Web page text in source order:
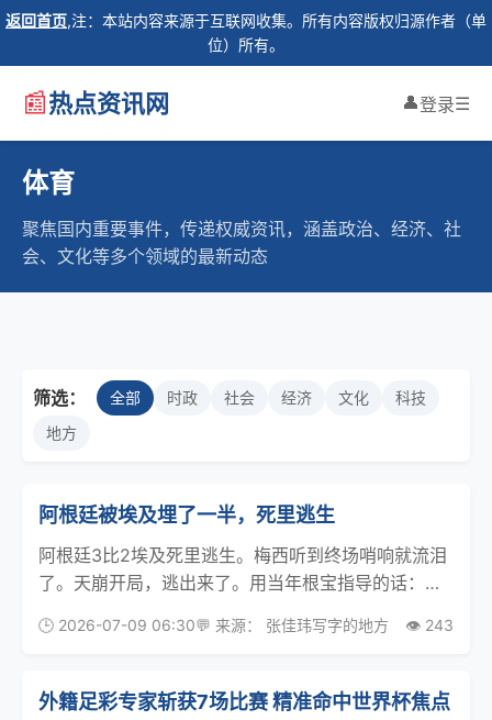
返回首页,注：本站内容来源于互联网收集。所有内容版权归源作者（单
位）所有。
📰热点资讯网 👤登录☰
体育
聚焦国内重要事件，传递权威资讯，涵盖政治、经济、社
会、文化等多个领域的最新动态
筛选： 全部 时政 社会 经济 文化
科技
地方
阿根廷被埃及埋了一半，死里逃生
阿根廷3比2埃及死里逃生。梅西听到终场哨响就流泪
了。天崩开局，逃出来了。用当年根宝指导的话：谢
子了，依然绝境。埃及的4141高位防守、缩到半场变
🕒 2026-07-09 06:30💬 来源： 张佳玮写字的地方 👁️ 243
外籍足彩专家斩获7场比赛 精准命中世界杯焦点